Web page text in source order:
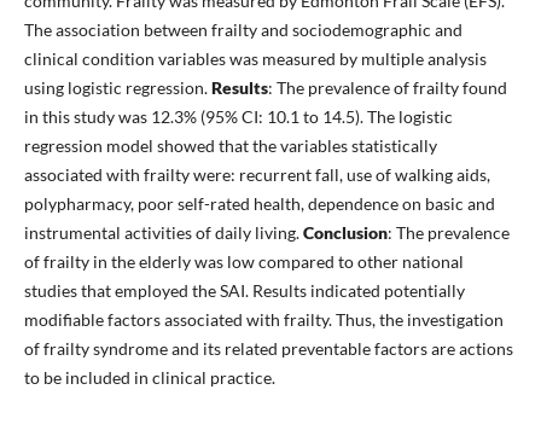
The association between frailty and sociodemographic and
clinical condition variables was measured by multiple analysis
using logistic regression.Results: The prevalence of frailty found
in this study was 12.3% (95% CI: 10.1 to 14.5). The logistic
regression model showed that the variables statistically
associated with frailty were: recurrent fall, use of walking aids,
polypharmacy, poor self-rated health, dependence on basic and
instrumental activities of daily living.Conclusion: The prevalence
of frailty in the elderly was low compared to other national
studies that employed the SAI. Results indicated potentially
modifiable factors associated with frailty. Thus, the investigation
of frailty syndrome and its related preventable factors are actions
to be included in clinical practice.